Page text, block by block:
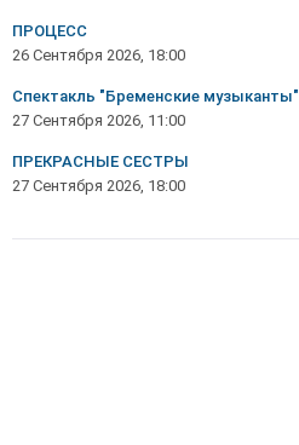
ПРОЦЕСС
26 Сентября 2026, 18:00
Спектакль "Бременские музыканты"
27 Сентября 2026, 11:00
ПРЕКРАСНЫЕ СЕСТРЫ
27 Сентября 2026, 18:00